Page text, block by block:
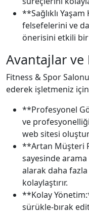
**Sağlıklı
felsefelerini ve
önerisini etkili bir
Avantajlar ve
Fitness & Spor
ederek işletmeniz
**Profesyonel
ve
web sitesi
**Artan Müşteri
sayesinde
alarak daha
kolaylaştırır.
**Kolay
sürükle-bırak